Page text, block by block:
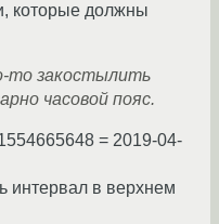
которые должны
то закостылить
часовой пояс.
= 2019-04-
интервал в верхнем